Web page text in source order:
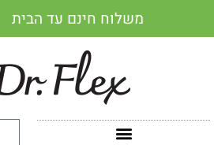
משלוח חינם עד הבית